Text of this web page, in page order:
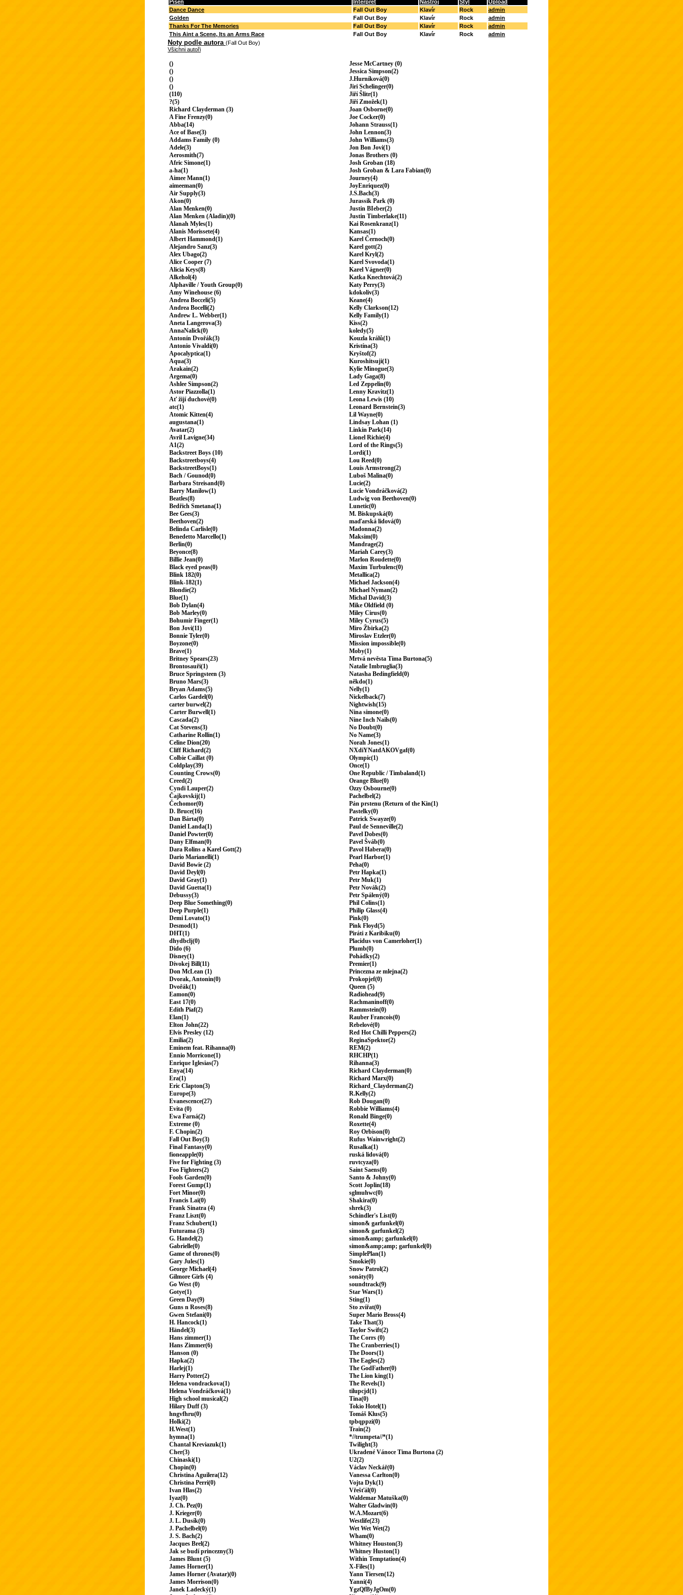
Píseň Interpret Nástroj Styl
Upload
Dance Dance
Fall Out Boy Klavír Rock
admin
Golden
Fall Out Boy Klavír Rock
admin
Thanks For The Memories
Fall Out Boy Klavír Rock
admin
This Aint a Scene, Its an Arms Race
Fall Out Boy Klavír Rock admin
Noty podle autora (Fall Out Boy)
Všichni autoři
()
()
()
()
(110)
?(5)
Richard Clayderman (3)
A Fine Frenzy(0)
Abba(14)
Ace of Base(3)
Addams Family (0)
Adele(3)
Aerosmith(7)
Afric Simone(1)
a-ha(1)
Aimee Mann(1)
aimeeman(0)
Air Supply(3)
Akon(0)
Alan Menken(0)
Alan Menken (Aladin)(0)
Alanah Myles(1)
Alanis Morissete(4)
Albert Hammond(1)
Alejandro Sanz(3)
Alex Ubago(2)
Alice Cooper (7)
Alicia Keys(8)
Alkehol(4)
Alphaville / Youth Group(0)
Amy Winehouse (6)
Andrea Bocceli(5)
Andrea Bocelli(2)
Andrew L. Webber(1)
Aneta Langerova(3)
AnnaNalick(0)
Antonín Dvořák(3)
Antonio Vivaldi(0)
Apocalyptica(1)
Aqua(3)
Arakain(2)
Argema(0)
Ashlee Simpson(2)
Astor Piazzolla(1)
Ať žijí duchové(0)
atc(1)
Atomic Kitten(4)
augustana(1)
Avatar(2)
Avril Lavigne(34)
A1(2)
Backstreet Boys (10)
Backstreetboys(4)
BackstreetBoys(1)
Bach / Gounod(0)
Barbara Streisand(0)
Barry Manilow(1)
Beatles(8)
Bedřich Smetana(1)
Bee Gees(3)
Beethoven(2)
Belinda Carlisle(0)
Benedetto Marcello(1)
Berlin(0)
Beyonce(8)
Billie Jean(0)
Black eyed peas(0)
Blink 182(0)
Blink-182(1)
Blondie(2)
Blue(1)
Bob Dylan(4)
Bob Marley(0)
Bohumir Finger(1)
Bon Jovi(11)
Bonnie Tyler(0)
Boyzone(0)
Brave(1)
Britney Spears(23)
Brontosauři(1)
Bruce Springsteen (3)
Bruno Mars(3)
Bryan Adams(5)
Carlos Gardel(0)
carter burwel(2)
Carter Burwell(1)
Cascada(2)
Cat Stevens(3)
Catharine Rollin(1)
Celine Dion(20)
Cliff Richard(2)
Colbie Caillat (0)
Coldplay(39)
Counting Crows(0)
Creed(2)
Cyndi Lauper(2)
Čajkovskij(1)
Čechomor(0)
D. Bruce(16)
Dan Bárta(0)
Daniel Landa(1)
Daniel Powter(0)
Dany Elfman(0)
Dara Rolins a Karel Gott(2)
Dario Marianelli(1)
David Bowie (2)
David Deyl(0)
David Gray(1)
David Guetta(1)
Debussy(3)
Deep Blue Something(0)
Deep Purple(1)
Demi Lovato(1)
Desmod(1)
DHT(1)
dhydbclj(0)
Dido (6)
Disney(1)
Divokej Bill(11)
Don McLean (1)
Dvorak, Antonin(0)
Dvořák(1)
Eamon(0)
East 17(0)
Edith Piaf(2)
Elan(1)
Elton John(22)
Elvis Presley (12)
Emilia(2)
Eminem feat. Rihanna(0)
Ennio Morricone(1)
Enrique Iglesias(7)
Enya(14)
Era(1)
Eric Clapton(3)
Europe(3)
Evanescence(27)
Evita (0)
Ewa Farná(2)
Extreme (0)
F. Chopin(2)
Fall Out Boy(3)
Final Fantasy(0)
fioneapple(0)
Five for Fighting (3)
Foo Fighters(2)
Fools Garden(0)
Forest Gump(1)
Fort Minor(0)
Francis Lai(0)
Frank Sinatra (4)
Franz Liszt(0)
Franz Schubert(1)
Futurama (3)
G. Handel(2)
Gabrielle(0)
Game of thrones(0)
Gary Jules(1)
George Michael(4)
Gilmore Girls (4)
Go West (0)
Gotye(1)
Green Day(9)
Guns n Roses(8)
Gwen Stefani(0)
H. Hancock(1)
Händel(3)
Hans zimmer(1)
Hans Zimmer(6)
Hanson (0)
Hapka(2)
Harlej(1)
Harry Potter(2)
Helena vondrackova(1)
Helena Vondráčková(1)
High school musical(2)
Hilary Duff (3)
hngvfhru(0)
Holki(2)
H.West(1)
hymna(1)
Chantal Kreviazuk(1)
Cher(3)
Chinaski(1)
Chopin(0)
Christina Aguilera(12)
Christina Perri(0)
Ivan Hlas(2)
Iyaz(0)
J. Ch. Pez(0)
J. Krieger(0)
J. L. Dusík(0)
J. Pachelbel(0)
J. S. Bach(2)
Jacques Brel(2)
Jak se budí princezny(3)
James Blunt (5)
James Horner(1)
James Horner (Avatar)(0)
James Morrison(0)
Janek Ladecký(1)
Jesse McCartney (0)
Jessica Simpson(2)
J.Hurníková(0)
Jiri Schelinger(0)
Jiří Šlitr(1)
Jiří Zmožek(1)
Joan Osborne(0)
Joe Cocker(0)
Johann Strauss(1)
John Lennon(3)
John Williams(3)
Jon Bon Jovi(1)
Jonas Brothers (0)
Josh Groban (18)
Josh Groban & Lara Fabian(0)
Journey(4)
JoyEnriquez(0)
J.S.Bach(3)
Jurassik Park (0)
Justin BIeber(2)
Justin Timberlake(11)
Kai Rosenkranz(1)
Kansas(1)
Karel Černoch(0)
Karel gott(2)
Karel Kryl(2)
Karel Svovoda(1)
Karel Vágner(0)
Katka Knechtová(2)
Katy Perry(3)
kdokoliv(3)
Keane(4)
Kelly Clarkson(12)
Kelly Family(1)
Kiss(2)
koledy(5)
Kouzla králů(1)
Kristína(3)
Kryštof(2)
Kuroshitsuji(1)
Kylie Minogue(3)
Lady Gaga(8)
Led Zeppelin(0)
Lenny Kravitz(1)
Leona Lewis (10)
Leonard Bernstein(3)
Lil Wayne(0)
Lindsay Lohan (1)
Linkin Park(14)
Lionel Richie(4)
Lord of the Rings(5)
Lordi(1)
Lou Reed(0)
Louis Armstrong(2)
Luboš Malina(0)
Lucie(2)
Lucie Vondráčková(2)
Ludwig von Beethoven(0)
Lunetic(0)
M. Biskupská(0)
maďarská lidová(0)
Madonna(2)
Maksim(0)
Mandrage(2)
Mariah Carey(3)
Marlon Roudette(0)
Maxim Turbulenc(0)
Metallica(2)
Michael Jackson(4)
Michael Nyman(2)
Michal David(3)
Mike Oldfield (0)
Miley Cirus(0)
Miley Cyrus(5)
Miro Žbirka(2)
Miroslav Etzler(0)
Mission impossible(0)
Moby(1)
Mrtvá nevěsta Tima Burtona(5)
Natalie Imbruglia(3)
Natasha Bedingfield(0)
někdo(1)
Nelly(1)
Nickelback(7)
Nightwish(15)
Nina simone(0)
Nine Inch Nails(0)
No Doubt(0)
No Name(3)
Norah Jones(1)
NXdiYNatdAKOVgaf(0)
Olympic(1)
Once(1)
One Republic / Timbaland(1)
Orange Blue(0)
Ozzy Osbourne(0)
Pachelbel(2)
Pán prstenu (Return of the Kin(1)
Pastelky(0)
Patrick Swayze(0)
Paul de Senneville(2)
Pavel Dobes(0)
Pavel Šváb(0)
Pavol Habera(0)
Pearl Harbor(1)
Peha(0)
Petr Hapka(1)
Petr Muk(1)
Petr Novák(2)
Petr Spálený(0)
Phil Colins(1)
Philip Glass(4)
Pink(0)
Pink Floyd(5)
Piráti z Karibiku(0)
Placidus von Camerloher(1)
Plumb(0)
Pohádky(2)
Premier(1)
Princezna ze mlejna(2)
Prokopjef(0)
Queen (5)
Radiohead(9)
Rachmaninoff(0)
Rammstein(0)
Rauber Francois(0)
Rebelové(0)
Red Hot Chilli Peppers(2)
ReginaSpektor(2)
REM(2)
RHCHP(1)
Rihanna(3)
Richard Clayderman(0)
Richard Marx(0)
Richard_Clayderman(2)
R.Kelly(2)
Rob Dougan(0)
Robbie Williams(4)
Ronald Binge(0)
Roxette(4)
Roy Orbison(0)
Rufus Wainwright(2)
Rusalka(1)
ruská lidová(0)
ruvtcyza(0)
Saint Saens(0)
Santo & Johny(0)
Scott Joplin(18)
sglmuhwc(0)
Shakira(0)
shrek(3)
Schindler's List(0)
simon& garfunkel(0)
simon& garfunkel(2)
simon&amp; garfunkel(0)
simon&amp;amp; garfunkel(0)
SimplePlan(1)
Smokie(0)
Snow Patrol(2)
sonáty(0)
soundtrack(9)
Star Wars(1)
Sting(1)
Sto zvířat(0)
Super Mario Bross(4)
Take That(3)
Taylor Swift(2)
The Corrs (0)
The Cranberries(1)
The Doors(1)
The Eagles(2)
The GodFather(0)
The Lion king(1)
The Revels(1)
tilupcjd(1)
Tina(0)
Tokio Hotel(1)
Tomáš Klus(5)
tpbqppzi(0)
Train(2)
*//trumpeta//*(1)
Twilight(3)
Ukradené Vánoce Tima Burtona (2)
U2(2)
Václav Neckář(0)
Vanessa Carlton(0)
Vojta Dyk(1)
Vřešťál(0)
Waldemar Matuška(0)
Walter Gladwin(0)
W.A.Mozart(6)
Westlife(23)
Wet Wet Wet(2)
Wham(0)
Whitney Houston(3)
Whitney Huston(1)
Within Temptation(4)
X-Files(1)
Yann Tiersen(12)
Yanni(4)
YgzQfByJgOm(0)